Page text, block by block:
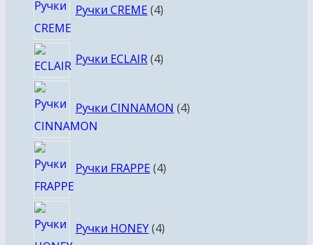
Ручки CREME 4товара
Ручки ECLAIR 44
Ручки CINNAMON 4товара
Ручки FRAPPE 4товара
Ручки HONEY 4товара